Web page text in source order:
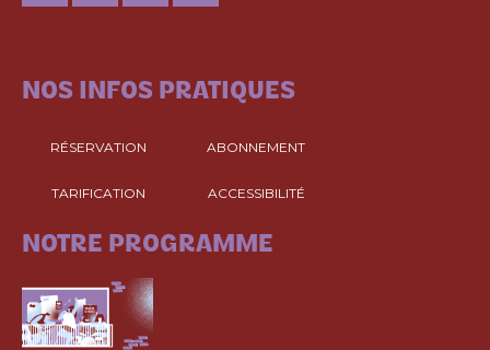
NOS INFOS PRATIQUES
RÉSERVATION ABONNEMENT
TARIFICATION ACCESSIBILITÉ
NOTRE PROGRAMME